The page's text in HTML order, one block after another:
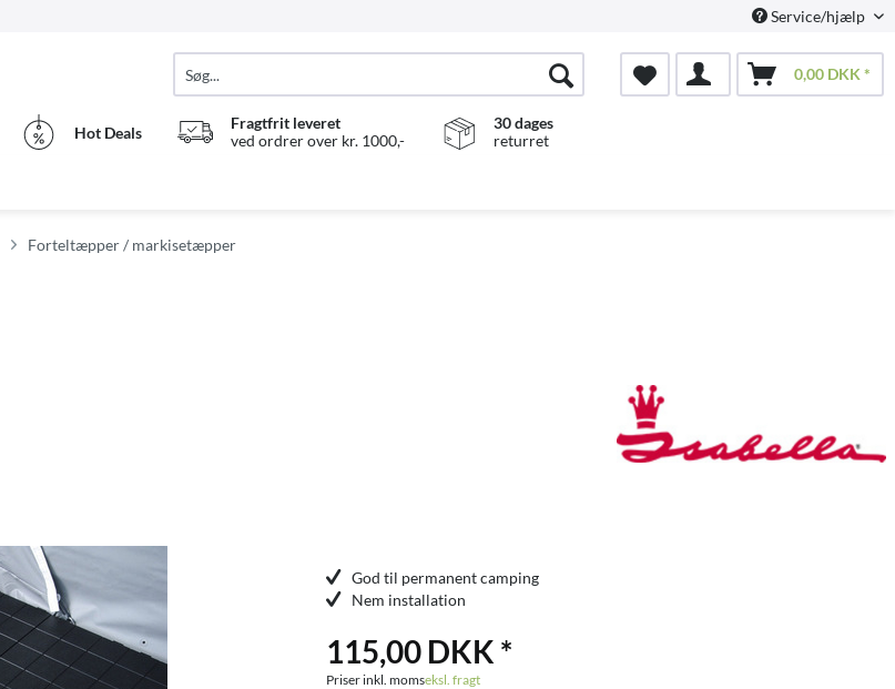
Service/hjælp
0,00 DKK *
Hot Deals
Fragtfrit leveret
ved ordrer over kr. 1000,-
30 dages
returret
Forteltæpper / markisetæpper
God til permanent camping
Nem installation
115,00 DKK *
Priser inkl. momseksl. fragt